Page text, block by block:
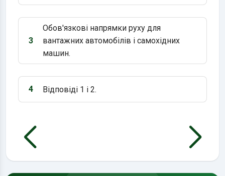
Варіант 3:
3
Обов'язкові напрямки руху для
вантажних автомобілів і самохідних
машин.
Варіант 4:
4 Відповіді 1 і 2.